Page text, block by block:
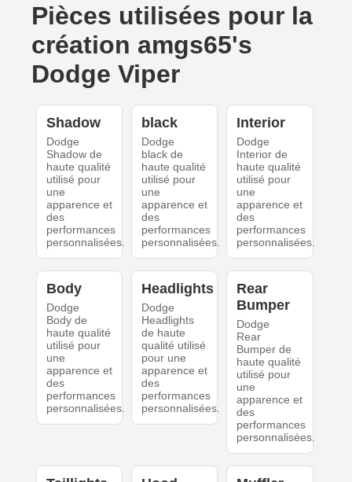
Pièces utilisées pour la
création amgs65's
Dodge Viper
Shadow
Dodge
Shadow de
haute qualité
utilisé pour
une
apparence et
des
performances
personnalisées.
black
Dodge
black de
haute qualité
utilisé pour
une
apparence et
des
performances
personnalisées.
Interior
Dodge
Interior de
haute qualité
utilisé pour
une
apparence et
des
performances
personnalisées.
Body
Dodge
Body de
haute qualité
utilisé pour
une
apparence et
des
performances
personnalisées.
Headlights
Dodge
Headlights
de haute
qualité utilisé
pour une
apparence et
des
performances
personnalisées.
Rear
Bumper
Dodge
Rear
Bumper de
haute qualité
utilisé pour
une
apparence et
des
performances
personnalisées.